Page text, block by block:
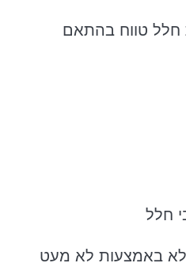
חלל טווח בהתאם
באמצעות לא מעט